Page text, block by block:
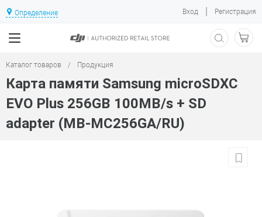
Определение Вход | Регистрация
Каталог товаров / Продукция
Карта памяти Samsung microSDXC
EVO Plus 256GB 100MB/s + SD
adapter (MB-MC256GA/RU)